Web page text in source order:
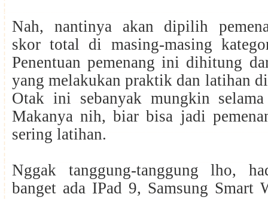
Nah, nantinya akan dipilih
skor total di masing-masing
Penentuan pemenang ini dihitung
yang melakukan praktik dan latihan
Otak ini sebanyak mungkin
Makanya nih, biar bisa jadi
sering latihan.
Nggak tanggung-tanggung lho,
banget ada IPad 9, Samsung Smart